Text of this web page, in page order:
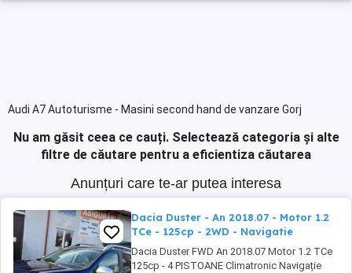
Audi A7 Autoturisme - Masini second hand de vanzare Gorj
Nu am găsit ceea ce cauți. Selectează categoria și alte
filtre de căutare pentru a eficientiza căutarea
Anunțuri care te-ar putea interesa
Dacia Duster - An 2018.07 - Motor 1.2
TCe - 125cp - 2WD - Navigatie
Dacia Duster FWD An 2018.07 Motor 1.2 TCe
125cp - 4 PISTOANE Climatronic Navigație